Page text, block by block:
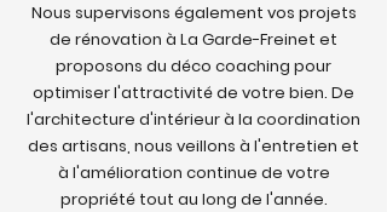
Nous supervisons également vos projets
de rénovation à La Garde-Freinet et
proposons du déco coaching pour
optimiser l'attractivité de votre bien. De
l'architecture d'intérieur à la coordination
des artisans, nous veillons à l'entretien et
à l'amélioration continue de votre
propriété tout au long de l'année.